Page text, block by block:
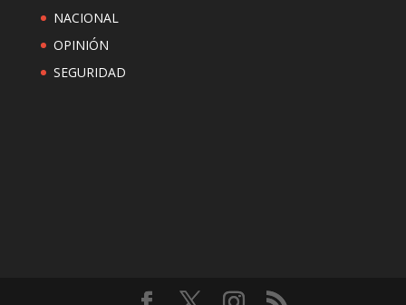
NACIONAL
OPINIÓN
SEGURIDAD